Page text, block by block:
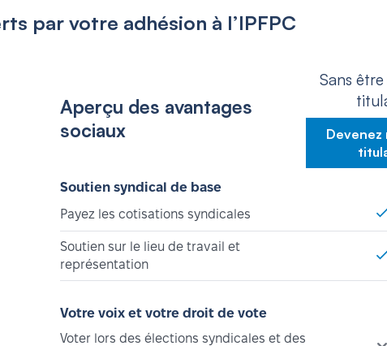
par votre adhésion à l’IPFPC
Aperçu des avantages
sociaux
Sans
Devenez
Soutien syndical de base
Payez les cotisations syndicales
Soutien sur le lieu de travail et
représentation
Votre voix et votre droit de vote
Voter lors des élections syndicales et des